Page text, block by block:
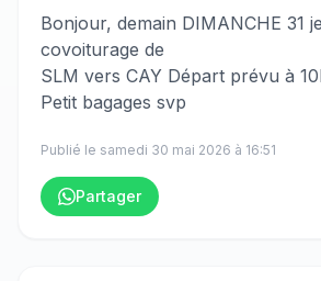
​‌​‍​‌‌​​​‌‌​‌‌​‌‌​‌​‌‌‌​​​​​‌‌‌​​‌‌​‌‌‌​​‌​​‌‌​‌‌‌‌​​‌‌​‌‌‌​​‌‌​‌​‌​‌‌‌​​​‌​​‌‌​​​​​​‌‌​​​​​​‌‌​​​‌​‌‌‌​‌‌‌​‌‌​‌​‌​​‌‌​‌‌‌‌​​‌‌​​​​​​‌‌​‌​​​‌‌​​‌‌​​‌‌‌​‌​‌​‌‌‌‌​‌​​‌‌​​​​‌​​‌‌​​​‌​‌‌‌​​​‌​‌‌‌​‌​‌​​‌‌​​‌‌‍Bonjour, demain DIMANCHE 31
covoiturage de
SLM vers CAY Départ prévu à
Petit bagages svp
Publié le samedi 30 mai 2026 à 16:51
Partager